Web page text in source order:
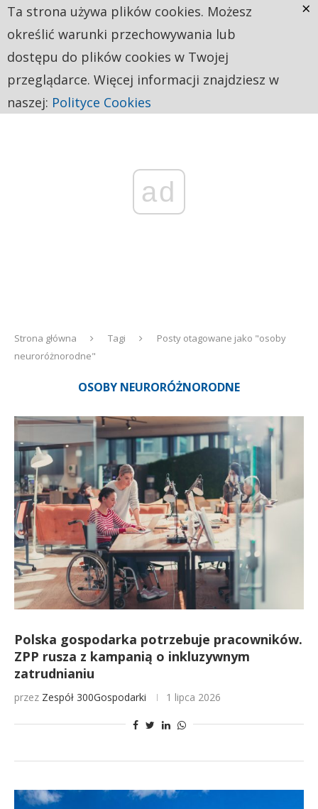
ad
Strona główna Tagi
Posty otagowane jako "osoby
neuroróżnorodne"
OSOBY NEURORÓŻNORODNE
Polska gospodarka potrzebuje pracowników.
ZPP rusza z kampanią o inkluzywnym
zatrudnianiu
przez Zespół 300Gospodarki 1 lipca 2026
Ta strona używa plików cookies. Możesz
określić warunki przechowywania lub
dostępu do plików cookies w Twojej
przeglądarce. Więcej informacji znajdziesz w
naszej: Polityce Cookies
×